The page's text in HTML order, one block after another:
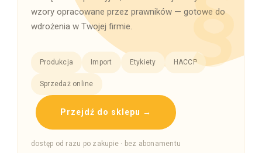
wzory opracowane przez prawników — gotowe do
wdrożenia w Twojej firmie.
Produkcja Import Etykiety HACCP
Sprzedaż online
Przejdź do sklepu →
dostęp od razu po zakupie · bez abonamentu